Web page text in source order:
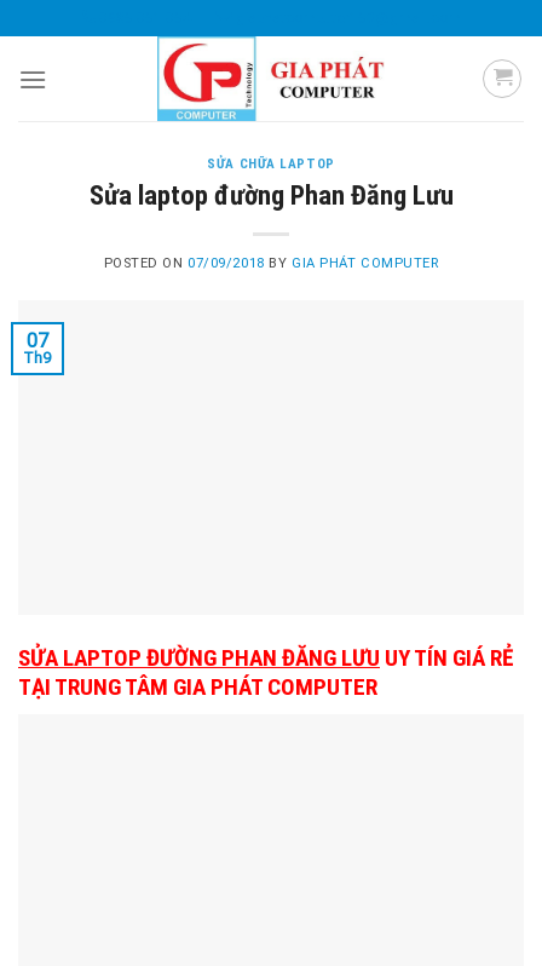
to
content
SỬA CHỮA LAPTOP
Sửa laptop đường Phan Đăng Lưu
POSTED ON 07/09/2018 BY GIA PHÁT COMPUTER
07
Th9
SỬA LAPTOP ĐƯỜNG PHAN ĐĂNG LƯU UY TÍN GIÁ RẺ
TẠI TRUNG TÂM GIA PHÁT COMPUTER